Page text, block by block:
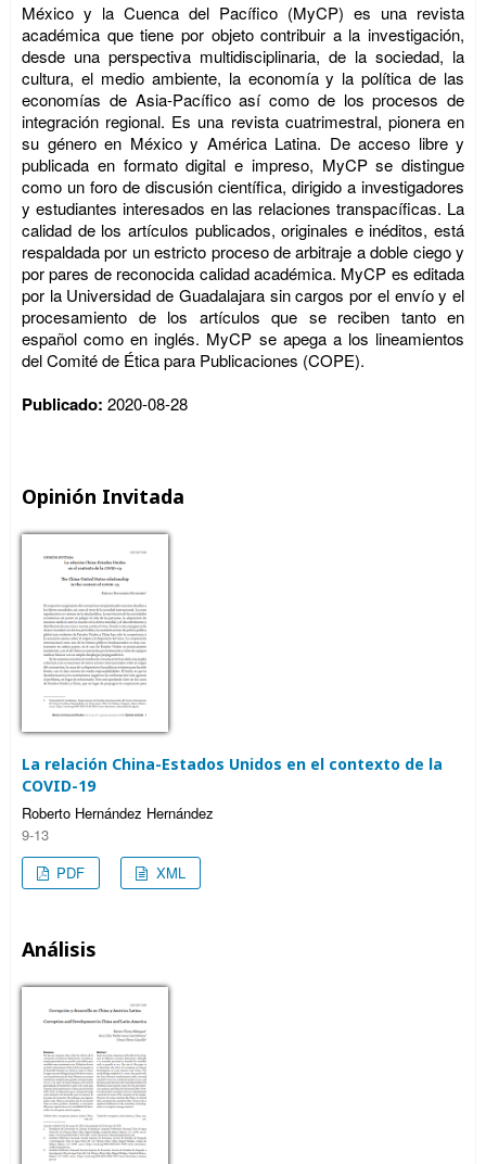
México y la Cuenca del Pacífico (MyCP) es una revista
académica que tiene por objeto contribuir a la investigación,
desde una perspectiva multidisciplinaria, de la sociedad, la
cultura, el medio ambiente, la economía y la política de las
economías de Asia-Pacífico así como de los procesos de
integración regional. Es una revista cuatrimestral, pionera en
su género en México y América Latina. De acceso libre y
publicada en formato digital e impreso, MyCP se distingue
como un foro de discusión científica, dirigido a investigadores
y estudiantes interesados en las relaciones transpacíficas. La
calidad de los artículos publicados, originales e inéditos, está
respaldada por un estricto proceso de arbitraje a doble ciego y
por pares de reconocida calidad académica. MyCP es editada
por la Universidad de Guadalajara sin cargos por el envío y el
procesamiento de los artículos que se reciben tanto en
español como en inglés. MyCP se apega a los lineamientos
del Comité de Ética para Publicaciones (COPE).
Publicado: 2020-08-28
Opinión Invitada
La relación China-Estados Unidos en el contexto de la
COVID-19
Roberto Hernández Hernández
9-13
PDF
XML
Análisis